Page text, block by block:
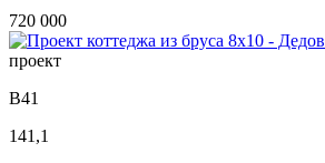
720 000
проект
В41
141,1